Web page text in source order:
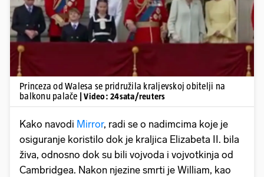
Princeza od Walesa se pridružila kraljevskoj obitelji na
balkonu palače
| Video: 24sata/reuters
Kako navodi Mirror, radi se o nadimcima koje je
osiguranje koristilo dok je kraljica Elizabeta II. bila
živa, odnosno dok su bili vojvoda i vojvotkinja od
Cambridgea. Nakon njezine smrti je William, kao